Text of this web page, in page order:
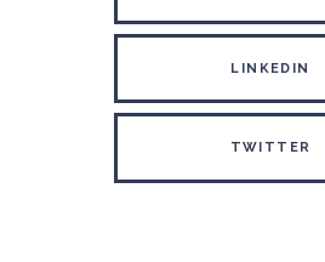
LINKEDIN
TWITTER